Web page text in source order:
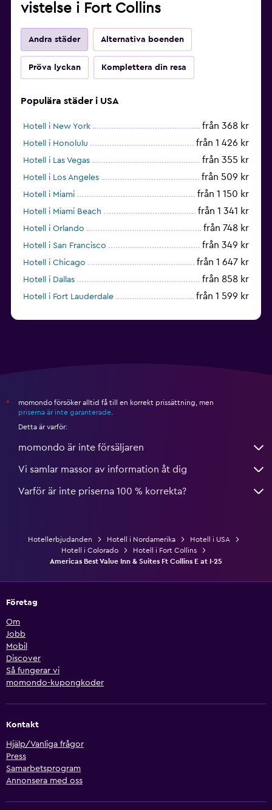
vistelse i Fort Collins
Andra städer Alternativa boenden
Pröva lyckan Komplettera din resa
Populära städer i USA
Hotell i New York från 368 kr
Hotell i Honolulu från 1 426 kr
Hotell i Las Vegas från 355 kr
Hotell i Los Angeles från 509 kr
Hotell i Miami från 1 150 kr
Hotell i Miami Beach från 1 341 kr
Hotell i Orlando från 748 kr
Hotell i San Francisco från 349 kr
Hotell i Chicago från 1 647 kr
Hotell i Dallas från 858 kr
Hotell i Fort Lauderdale från 1 599 kr
*
momondo försöker alltid få till en korrekt prissättning, men
priserna är inte garanterade
Detta är varför:
momondo är inte försäljaren
Vi samlar massor av information åt dig
Varför är inte priserna 100 % korrekta?
Hotellerbjudanden Hotell i Nordamerika
Hotell i USA
Hotell i Colorado
Hotell i Fort Collins
Americas Best Value Inn & Suites Ft Collins E at I-25
Företag
Om
Jobb
Mobil
Discover
Så fungerar vi
momondo-kupongkoder
Kontakt
Hjälp/Vanliga frågor
Press
Samarbetsprogram
Annonsera med oss